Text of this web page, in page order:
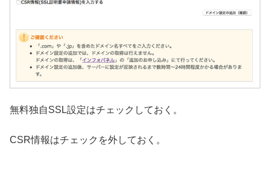
無料独自SSL設定はチェックしておく。
CSR情報はチェックを外しておく。